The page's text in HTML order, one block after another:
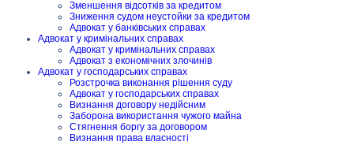
Зменшення відсотків за кредитом
Зниження судом неустойки за кредитом
Адвокат у банківських справах
Адвокат у кримінальних справах
Адвокат у кримінальних справах
Адвокат з економічних злочинів
Адвокат у господарських справах
Розстрочка виконання рішення суду
Адвокат у господарських справах
Визнання договору недійсним
Заборона використання чужого майна
Стягнення боргу за договором
Визнання права власності